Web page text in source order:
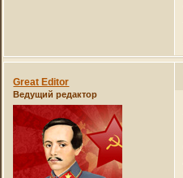
Great Editor
Ведущий редактор